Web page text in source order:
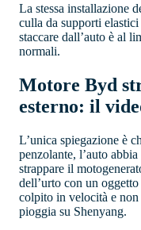
La stessa installazione
culla da supporti elastici
staccare dall’auto è al
normali.
Motore Byd
esterno: il
L’unica spiegazione è
penzolante, l’auto
strappare il
dell’urto con un
colpito in velocità e
pioggia su Shenyang.